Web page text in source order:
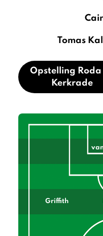
Tomas
Opstelling Roda
Kerkrade
Griffith